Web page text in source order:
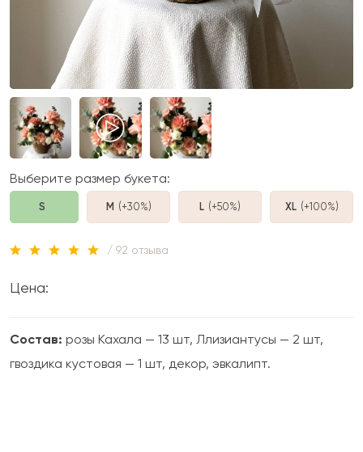
Выберите размер букета:
S M (+30%) L (+50%) XL (+100%)
/ 92 отзыва
Цена:
Состав: розы Кахала — 13 шт, Ллизиантусы — 2 шт,
гвоздика кустовая — 1 шт, декор, эвкалипт.